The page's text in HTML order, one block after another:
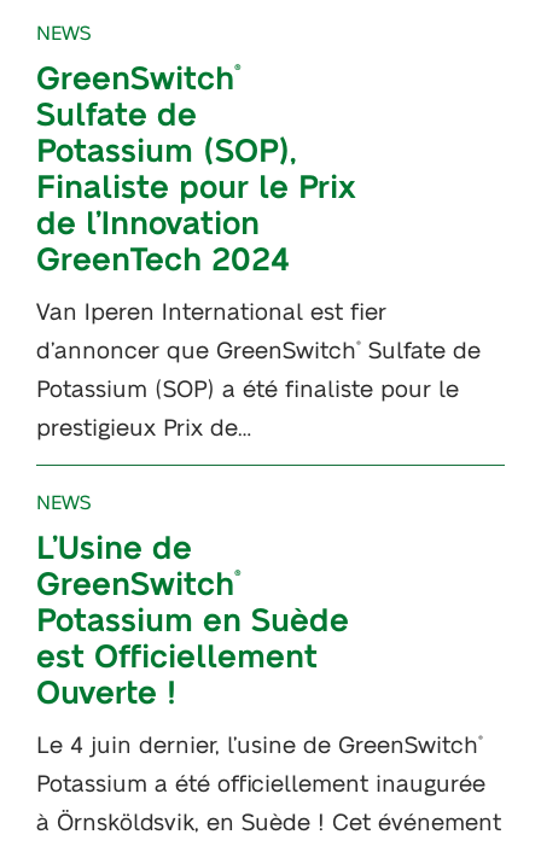
NEWS
GreenSwitch®
Sulfate de
Potassium (SOP),
Finaliste pour le Prix
de l’Innovation
GreenTech 2024
Van Iperen International est fier
d’annoncer que GreenSwitch®
Sulfate de
Potassium (SOP) a été finaliste pour le
prestigieux Prix de…
NEWS
L’Usine de
GreenSwitch®
Potassium en Suède
est Officiellement
Ouverte !
Le 4 juin dernier, l’usine de GreenSwitch®
Potassium a été officiellement inaugurée
à Örnsköldsvik, en Suède ! Cet événement